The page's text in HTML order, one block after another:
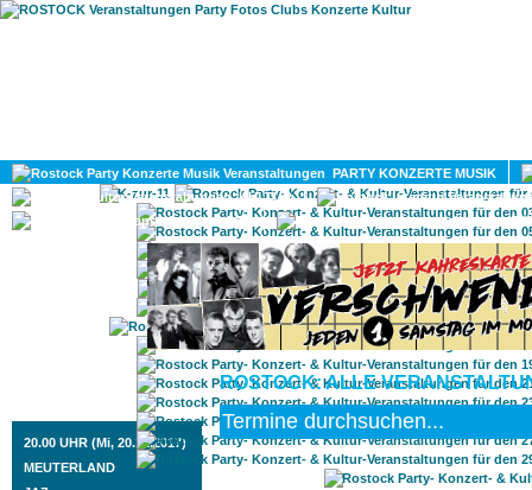
PARTY KONZERTE MUSIK
KULTUR
GAY
ROSTOCK TAGESTIPP
20.00 UHR (Mi, 20.12.2017)
MEUTERLAND
ROSTOCK: ALLE